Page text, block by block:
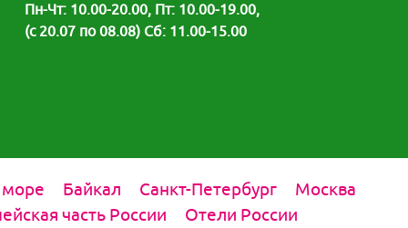
Пн-Чт: 10.00-20.00, Пт: 10.00-19.00,
(с 20.07 по 08.08) Сб: 11.00-15.00
Байкал Санкт-Петербург
Москва
часть России Отели России